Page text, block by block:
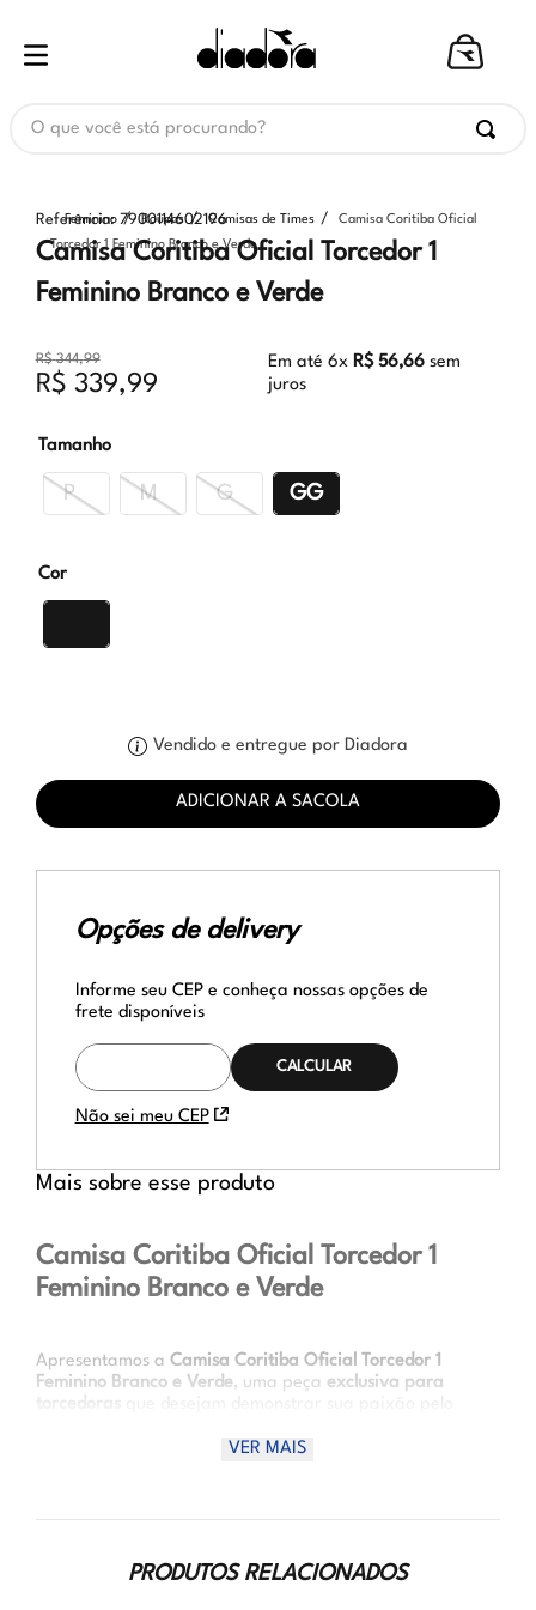
Feminino Roupas Camisas de Times
Camisa Coritiba Oficial
Torcedor 1 Feminino Branco e Verde
Referência:7900114602196
Camisa Coritiba Oficial Torcedor 1
Feminino Branco e Verde
R$ 344,99
R$ 339,99
Em até 6x R$ 56,66sem
juros
Tamanho
P M G GG
Cor
Vendido e entregue por Diadora
ADICIONAR A SACOLA
Opções de delivery
Informe seu CEP e conheça nossas opções de
frete disponíveis
Não sei meu CEP
CALCULAR O
FRETE
Mais sobre esse produto
Camisa Coritiba Oficial Torcedor 1
Feminino Branco e Verde
Apresentamos a Camisa Coritiba Oficial Torcedor 1
Feminino Branco e Verde, uma peça exclusiva para
, esta camisa oferece
Vantagens de uso:
VER MAIS
PRODUTOS RELACIONADOS